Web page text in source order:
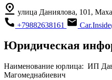
улица Даниялова, 101,
+79882638161
Юридическая
Наименование юрлица: ИП
Магомеднабиевич